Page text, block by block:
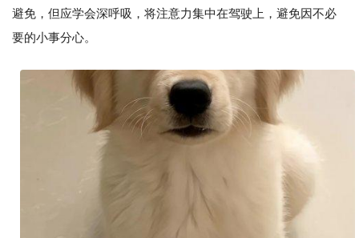
避免，但应学会深呼吸，将注意力集中在驾驶上，避免因不必
要的小事分心。